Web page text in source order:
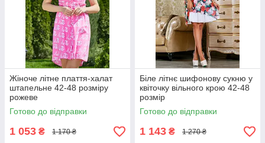
Жіноче літне плаття-халат
штапельне 42-48 розміру
рожеве
Готово до відправки
1 053 ₴ 1 170 ₴
Біле літнє шифонову сукню у
квіточку вільного крою 42-48
розмір
Готово до відправки
1 143 ₴ 1 270 ₴